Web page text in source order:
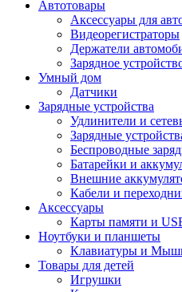
Автотовары
Аксессуары для
Видеорегистраторы
Держатели
Зарядное
Умный дом
Датчики
Зарядные устройства
Удлинители и
Зарядные
Беспроводные
Батарейки и
Внешние
Кабели и
Аксессуары
Карты памяти и
Ноутбуки и планшеты
Клавиатуры и
Товары для детей
Игрушки